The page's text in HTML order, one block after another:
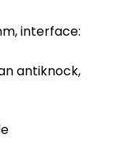
interface:
antiknock,